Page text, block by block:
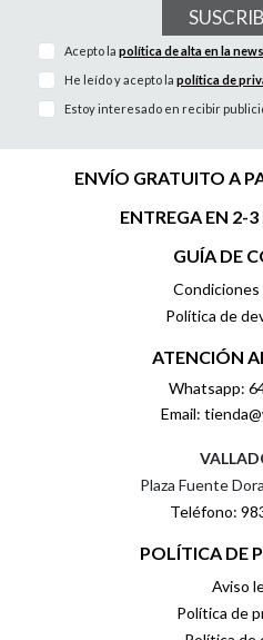
Acepto lapolítica de alta en la
He leído y acepto lapolítica de
Estoy interesado en recibir
ENVÍO GRATUITO A
ENTREGA EN 2-
GUÍA DE
Política de
ATENCIÓN
Whatsapp:
Email:
Plaza Fuente
Teléfono:
POLÍTICA DE
Aviso
Política de